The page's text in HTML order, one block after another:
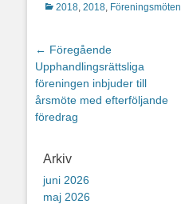
Kategorier
2018, 2018, Föreningsmöten
Inläggsnavigering
← Föregående
Föregående
inlägg:
Upphandlingsrättsliga
föreningen inbjuder till
årsmöte med efterföljande
föredrag
Arkiv
juni 2026
maj 2026